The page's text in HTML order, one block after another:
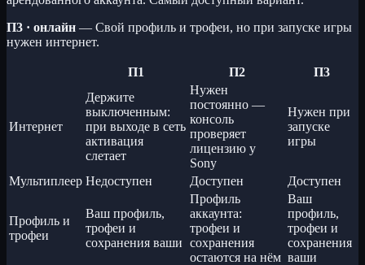
П3 · онлайн — Свой профиль и трофеи, но при запуске игры
нужен интернет.
П1 П2 П3
Интернет
Держите
выключенным:
при выходе в сеть
активация
слетает
Нужен
постоянно —
консоль
проверяет
лицензию у
Sony
Нужен при
запуске
игры
Мультиплеер Недоступен Доступен Доступен
Профиль и
трофеи
Ваш профиль,
трофеи и
сохранения ваши
Профиль
аккаунта:
трофеи и
сохранения
остаются на нём
Ваш
профиль,
трофеи и
сохранения
ваши